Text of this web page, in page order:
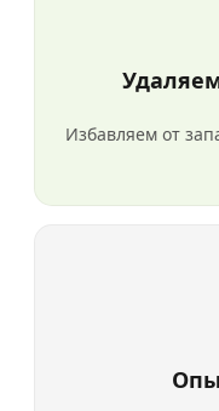
Избавляем от